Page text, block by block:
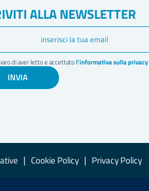
ALLA NEWSLETTER
di aver letto e accettatol'informativa sulla privacy
INVIA
| Cookie Policy | Privacy Policy